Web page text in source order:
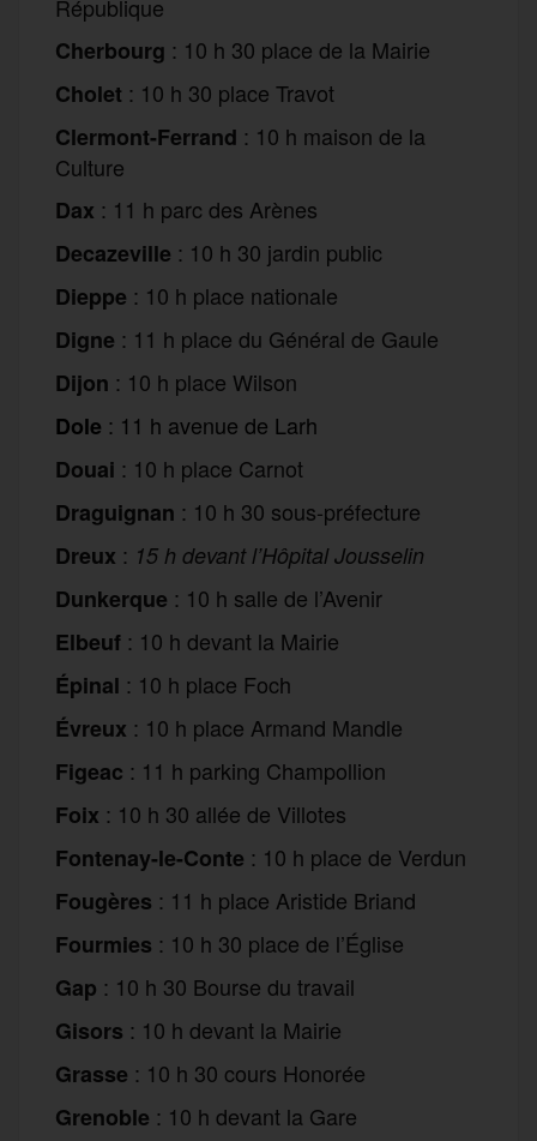
République
Cherbourg : 10 h 30 place de la Mairie
Cholet : 10 h 30 place Travot
Clermont-Ferrand : 10 h maison de la
Culture
Dax : 11 h parc des Arènes
Decazeville : 10 h 30 jardin public
Dieppe : 10 h place nationale
Digne : 11 h place du Général de Gaule
Dijon : 10 h place Wilson
Dole : 11 h avenue de Larh
Douai : 10 h place Carnot
Draguignan : 10 h 30 sous-préfecture
Dreux : 15 h devant l’Hôpital Jousselin
Dunkerque : 10 h salle de l’Avenir
Elbeuf : 10 h devant la Mairie
Épinal : 10 h place Foch
Évreux : 10 h place Armand Mandle
Figeac : 11 h parking Champollion
Foix : 10 h 30 allée de Villotes
Fontenay-le-Conte : 10 h place de Verdun
Fougères : 11 h place Aristide Briand
Fourmies : 10 h 30 place de l’Église
Gap : 10 h 30 Bourse du travail
Gisors : 10 h devant la Mairie
Grasse : 10 h 30 cours Honorée
Grenoble : 10 h devant la Gare